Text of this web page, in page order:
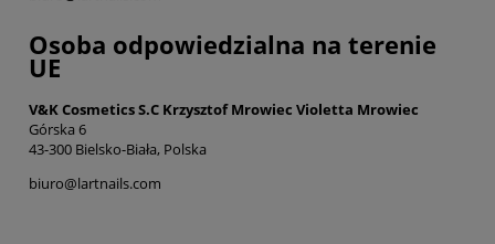
Osoba odpowiedzialna na terenie
UE
V&K Cosmetics S.C Krzysztof Mrowiec Violetta Mrowiec
Górska 6
43-300 Bielsko-Biała, Polska
biuro@lartnails.com